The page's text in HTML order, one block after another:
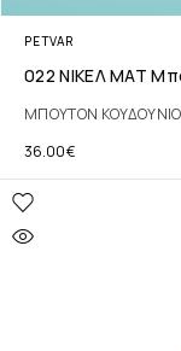
PETVAR
022 ΝΙΚΕΛ ΜΑΤ
ΜΠΟΥΤΟΝ
36.00€